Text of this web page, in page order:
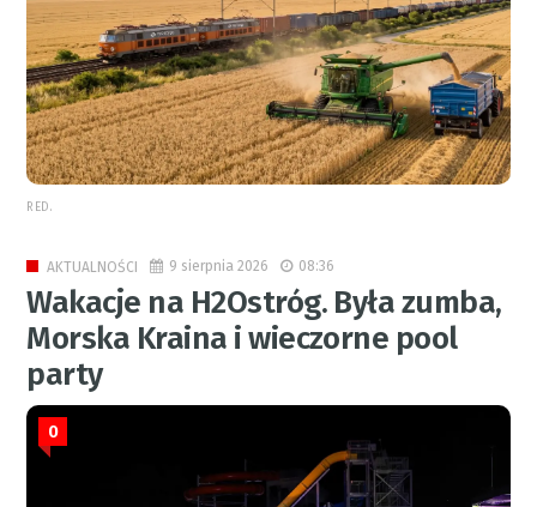
RED.
AKTUALNOŚCI 9 sierpnia 2026 08:36
Wakacje na H2Ostróg. Była zumba,
Morska Kraina i wieczorne pool
party
0